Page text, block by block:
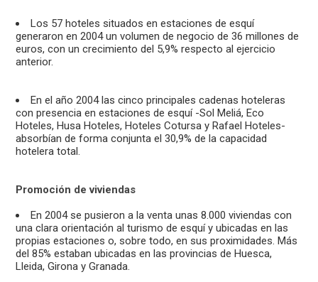
Los 57 hoteles situados en estaciones de esquí
generaron en 2004 un volumen de negocio de 36 millones de
euros, con un crecimiento del 5,9% respecto al ejercicio
anterior.
En el año 2004 las cinco principales cadenas hoteleras
con presencia en estaciones de esquí -Sol Meliá, Eco
Hoteles, Husa Hoteles, Hoteles Cotursa y Rafael Hoteles-
absorbían de forma conjunta el 30,9% de la capacidad
hotelera total.
Promoción de viviendas
En 2004 se pusieron a la venta unas 8.000 viviendas con
una clara orientación al turismo de esquí y ubicadas en las
propias estaciones o, sobre todo, en sus proximidades. Más
del 85% estaban ubicadas en las provincias de Huesca,
Lleida, Girona y Granada.